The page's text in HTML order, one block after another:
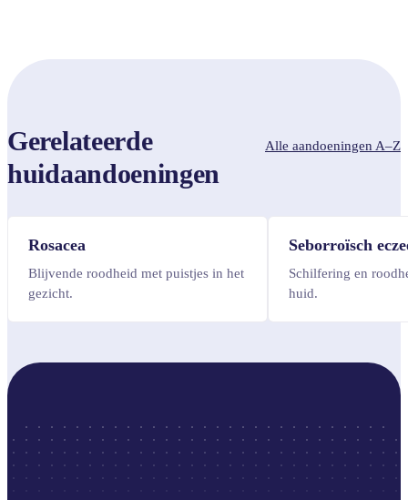
Gerelateerde
huidaandoeningen
Alle aandoeningen A–Z
Rosacea
Blijvende roodheid met puistjes in het
gezicht.
Seborroïsch
Schilfering en
huid.